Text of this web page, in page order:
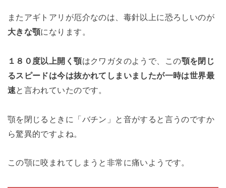
またアギトアリが厄介なのは、毒針以上に恐ろしいのが
大きな顎になります。
１８０度以上開く顎はクワガタのようで、この顎を閉じ
るスピードは今は抜かれてしまいましたが一時は世界最
速と言われていたのです。
顎を閉じるときに「バチン」と音がすると言うのですか
ら驚異的ですよね。
この顎に咬まれてしまうと非常に痛いようです。